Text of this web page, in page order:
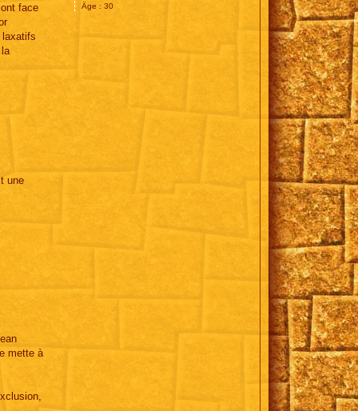
Âge : 30
face
laxatifs
une
mette à